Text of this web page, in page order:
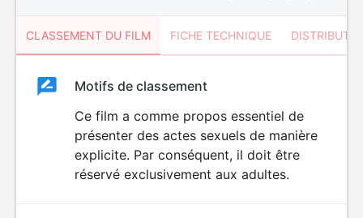
CLASSEMENT DU FILM FICHE TECHNIQUE
ClassementClassement
SEXUALITÉ
EXPLICITE
Motifs de classement
Ce film a comme propos essentiel de
présenter des actes sexuels de manière
explicite. Par conséquent, il doit être
réservé exclusivement aux adultes.